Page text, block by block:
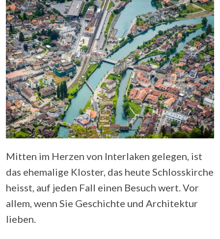
Mitten im Herzen von Interlaken gelegen, ist
das ehemalige Kloster, das heute Schlosskirche
heisst, auf jeden Fall einen Besuch wert. Vor
allem, wenn Sie Geschichte und Architektur
lieben.